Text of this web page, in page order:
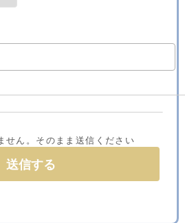
せん。そのまま送信ください